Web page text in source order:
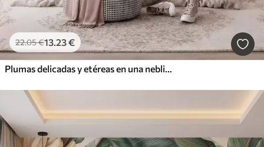
22.05€13 .23€